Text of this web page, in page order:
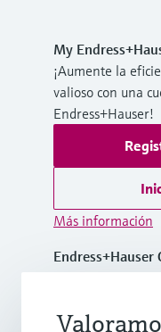
My
¡Aumente la
valioso con una
Endress+Hauser!
Más información
Endress+Hauser
Chile
(56 2) 2398